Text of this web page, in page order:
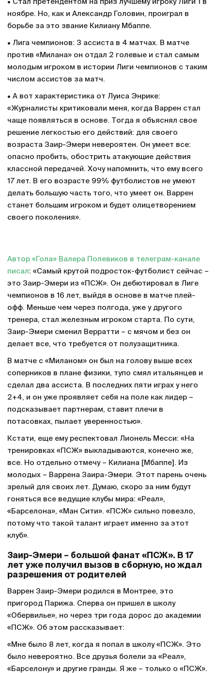
• Стал претендентом на приз лучшему игроку Лиги 1 в
ноябре. Но, как и Александр Головин, проиграл в
борьбе за это звание Килиану Мбаппе.
• Лига чемпионов: 3 ассиста в 4 матчах. В матче
против «Милана» он отдал 2 голевые и стал самым
молодым игроком в истории Лиги чемпионов с таким
числом ассистов за матч.
• А вот характеристика от Луиса Энрике:
«Журналисты критиковали меня, когда Варрен стал
чаще появляться в основе. Тогда я объяснял свое
решение легкостью его действий: для своего
возраста Заир-Эмери невероятен. Он умеет все:
опасно пробить, обострить атакующие действия
классной передачей. Хочу напомнить, что ему всего
17 лет. В его возрасте 99% футболистов не умеют
делать большую часть того, что умеет он. Варрен
станет большим игроком и будет олицетворением
своего поколения».
Автор «Гола» Валера Полевиков в телеграм-канале
писал: «Самый крутой подросток-футболист сейчас –
это Заир-Эмери из «ПСЖ». Он дебютировал в Лиге
чемпионов в 16 лет, выйдя в основе в матче плей-
офф. Меньше чем через полгода, уже у другого
тренера, стал железным игроком старта. По сути,
Заир-Эмери сменил Верратти – с мячом и без он
делает все, что требуется от полузащитника.
В матче с «Миланом» он был на голову выше всех
соперников в плане физики, тупо смял итальянцев и
сделал два ассиста. В последних пяти играх у него
2+4, и он уже проявляет себя на поле как лидер –
подсказывает партнерам, ставит плечи в
потасовках, пылает уверенностью».
Кстати, еще ему респектовал Лионель Месси: «На
тренировках «ПСЖ» выкладываются, конечно же,
все. Но отдельно отмечу – Килиана [Мбаппе]. Из
молодых – Варрена Заира-Эмери. Этот парень очень
зрелый для своих лет. Думаю, скоро за ним будут
гоняться все ведущие клубы мира: «Реал»,
«Барселона», «Ман Сити». «ПСЖ» сильно повезло,
потому что такой талант играет именно за этот
клуб».
Заир-Эмери – большой фанат «ПСЖ». В 17
лет уже получил вызов в сборную, но ждал
разрешения от родителей
Варрен Заир-Эмери родился в Монтрее, это
пригород Парижа. Сперва он пришел в школу
«Обервилье», но через три года дорос до академии
«ПСЖ». Об этом рассказывает:
«Мне было 8 лет, когда я попал в школу «ПСЖ». Это
было невероятно. Все друзья болели за «Реал»,
«Барселону» и другие гранды. Я же – только о «ПСЖ».